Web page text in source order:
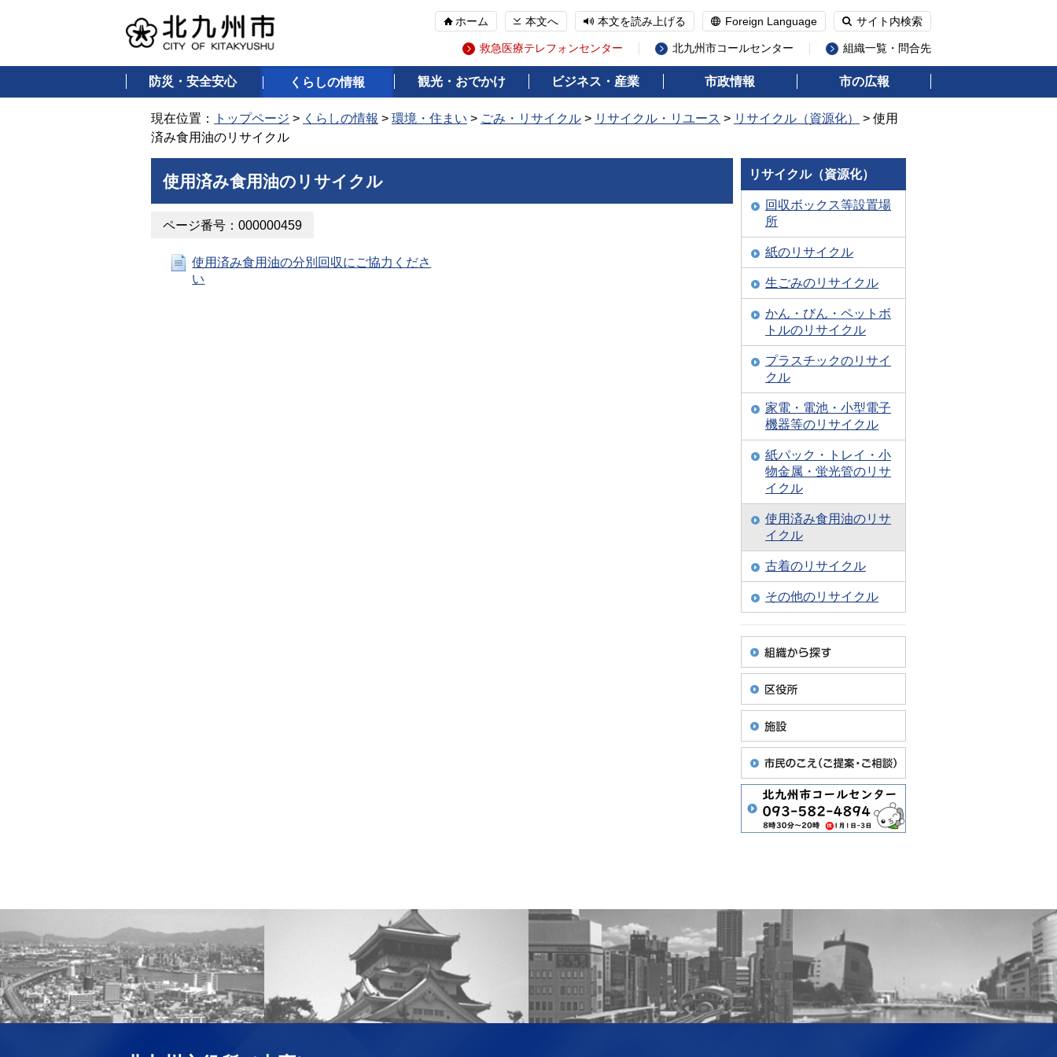
ホーム 本文へ 本文を読み上げる Foreign Language サイト内検索
救急医療テレフォンセンター 北九州市コールセンター 組織一覧・問合先
防災・安全安心 くらしの情報 観光・おでかけ ビジネス・産業 市政情報 市の広報
現在位置： トップページ > くらしの情報 > 環境・住まい > ごみ・リサイクル > リサイクル・リユース > リサイクル（資源化）
> 使用
済み食用油のリサイクル
使用済み食用油のリサイクル
ページ番号：000000459
使用済み食用油の分別回収にご協力くださ
い
リサイクル（資源化）
回収ボックス等設置場
所
紙のリサイクル
生ごみのリサイクル
かん・びん・ペットボ
トルのリサイクル
プラスチックのリサイ
クル
家電・電池・小型電子
機器等のリサイクル
紙パック・トレイ・小
物金属・蛍光管のリサ
イクル
使用済み食用油のリサ
イクル
古着のリサイクル
その他のリサイクル